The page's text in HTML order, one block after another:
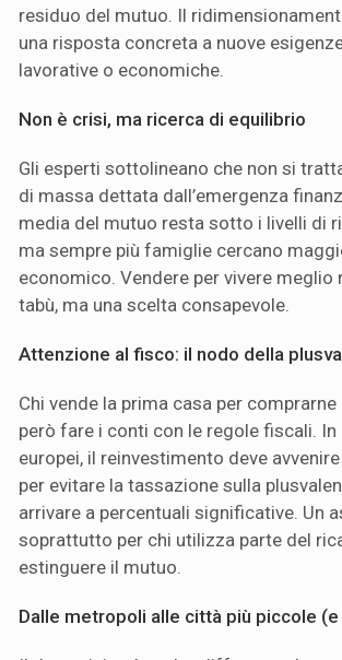
residuo del mutuo. Il
una risposta concreta a nuove
lavorative o economiche.
Non è crisi, ma ricerca di equilibrio
Gli esperti sottolineano che non si
di massa dettata dall’emergenza
media del mutuo resta sotto i livelli di
ma sempre più famiglie cercano
economico. Vendere per vivere meglio
tabù, ma una scelta consapevole.
Attenzione al fisco: il nodo della
Chi vende la prima casa per comprarne
però fare i conti con le regole fiscali. In
europei, il reinvestimento deve
per evitare la tassazione sulla
arrivare a percentuali significative. Un
soprattutto per chi utilizza parte del
estinguere il mutuo.
Dalle metropoli alle città più piccole (e